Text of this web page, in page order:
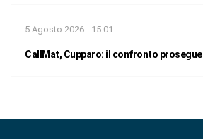
5 Agosto 2026 - 15:01
CallMat, Cupparo: il confronto prosegue